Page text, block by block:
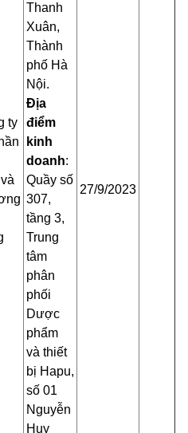
ty
Thanh
Xuân,
Thành
phố Hà
Nội.
Địa
điểm
kinh
doanh:
Quầy số
307,
tầng 3,
Trung
tâm
phân
phối
Dược
phẩm
và thiết
bị Hapu,
số 01
Nguyễn
Huy
27/9/2023